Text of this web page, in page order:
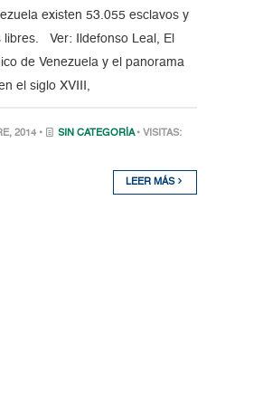
existen 53.055 esclavos y
libres. Ver: Ildefonso Leal, El
de Venezuela y el panorama
el siglo XVIII,
2014 • SIN CATEGORÍA • VISITAS:
LEER MÁS